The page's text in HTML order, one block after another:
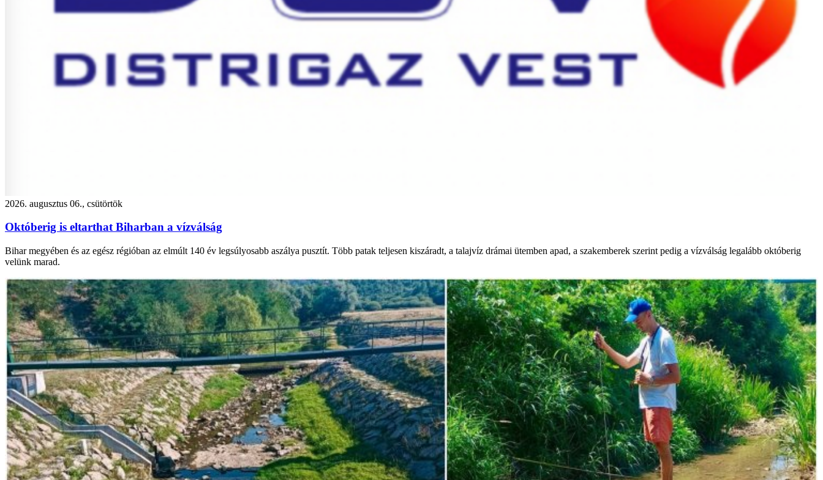
2026. augusztus 06., csütörtök
Októberig is eltarthat Biharban a vízválság
Bihar megyében és az egész régióban az elmúlt 140 év legsúlyosabb aszálya pusztít. Több patak teljesen kiszáradt, a talajvíz drámai ütemben apad, a szakemberek szerint pedig a vízválság legalább októberig
velünk marad.